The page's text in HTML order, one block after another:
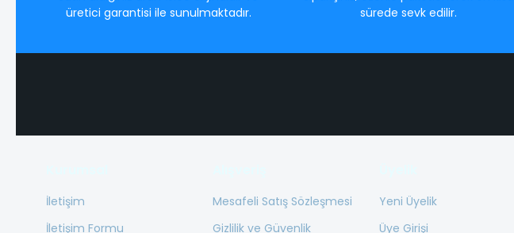
üretici garantisi ile sunulmaktadır.
sürede sevk edilir.
İletişim
İletişim Formu
Mesafeli Satış Sözleşmesi
Gizlilik ve Güvenlik
Yeni Üyelik
Üye Girişi